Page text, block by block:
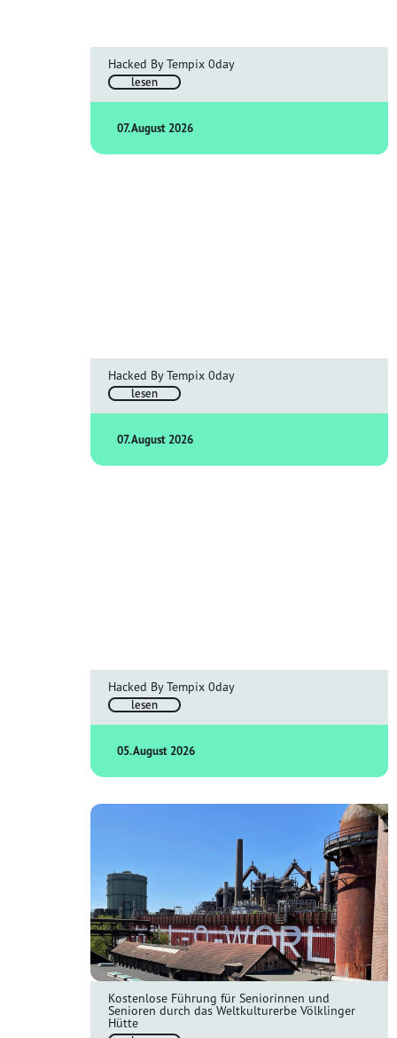
Hacked By Tempix 0day
lesen
07. August 2026
Hacked By Tempix 0day
lesen
07. August 2026
Hacked By Tempix 0day
lesen
05. August 2026
Kostenlose Führung für Seniorinnen und
Senioren durch das Weltkulturerbe Völklinger
Hütte